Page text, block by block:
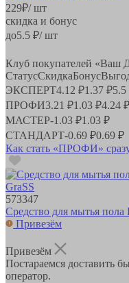
229₽/ шт
скидка и бонус
до5.5 ₽/ шт
Клуб покупателей «Ваш
СтатусСкидкаБонус
ЭКСПЕРТ4.12 ₽1.37 ₽5.5
ПРОФИ3.21 ₽1.03 ₽4.24 ₽
МАСТЕР-1.03 ₽1.03 ₽
СТАНДАРТ-0.69 ₽0.69 ₽
Как стать «ПРОФИ»
573347
Средство для мытья пола
Привезём
Привезём
Постараемся доставить
оператор.